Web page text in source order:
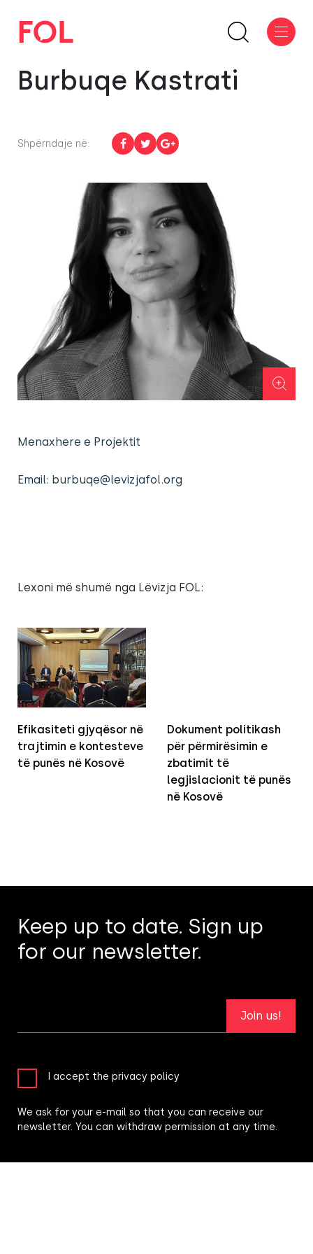
Burbuqe Kastrati
Shpërndaje në:
Menaxhere e Projektit
Email: burbuqe@levizjafol.org
Lexoni më shumë nga Lëvizja FOL:
Efikasiteti gjyqësor në
trajtimin e kontesteve
të punës në Kosovë
Dokument politikash
për përmirësimin e
zbatimit të
legjislacionit të punës
në Kosovë
Keep up to date. Sign up
for our newsletter.
Join us!
I accept the privacy policy
We ask for your e-mail so that you can receive our
newsletter. You can withdraw permission at any time.